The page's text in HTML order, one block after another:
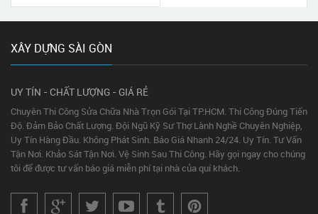
XÂY DỰNG SÀI GÒN
UY TÍN - CHẤT LƯỢNG - GIÁ RẺ
Chuyên Thi Công Sửa Chữa Nhà Trọn Gói Tại TP.HCM. Thi Công Đúng Tiến
Độ. Đảm Bảo Chất Lượng. Đội Ngũ Kỹ Sư Thợ Lành Nghề Chuyên Nghiệp,
Uy Tín Hàng Đầu. Không Phát Sinh. Báo Giá Nhanh 24/24. Uy Tín. Tư Vấn
Tận Nơi. Khảo Sát Tận Nơi. Vệ Sinh Sau Thi Công. Hãy gọi ngay cho chúng
tôi để được tư vấn báo giá miễn phí tại nhà của quí khách.